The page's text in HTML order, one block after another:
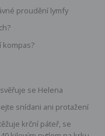
proudění lymfy
kompas?
se Helena
snídani ani protažení
krční páteř, se